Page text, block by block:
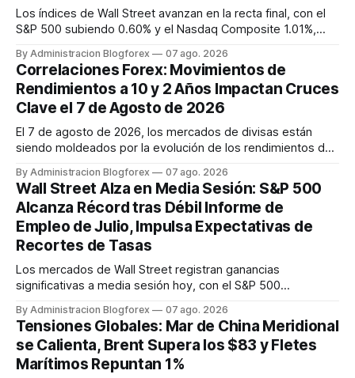
Los índices de Wall Street avanzan en la recta final, con el
S&P 500 subiendo 0.60% y el Nasdaq Composite 1.01%,
de 23,000 puestos en julio, impulsando esperanzas de
recortes de tasas de la Fed.
By Administracion Blogforex 07 ago. 2026
Correlaciones Forex: Movimientos de
Rendimientos a 10 y 2 Años Impactan Cruces
Clave el 7 de Agosto de 2026
El 7 de agosto de 2026, los mercados de divisas están
siendo moldeados por la evolución de los rendimientos de
EE. UU. a 10 años bajan a 4,65% por datos laborales,
mientras que los Bunds alemanes a 10 años suben a 3,14%
por inflación. Los ...
By Administracion Blogforex 07 ago. 2026
Wall Street Alza en Media Sesión: S&P 500
Alcanza Récord tras Débil Informe de
Empleo de Julio, Impulsa Expectativas de
Recortes de Tasas
Los mercados de Wall Street registran ganancias
significativas a media sesión hoy, con el S&P 500
produce tras un informe de empleo de julio más débil de lo
esperado, que refuerza las expectativas de que la Reserva
Federal podría adoptar una ...
By Administracion Blogforex 07 ago. 2026
Tensiones Globales: Mar de China Meridional
se Calienta, Brent Supera los $83 y Fletes
Marítimos Repuntan 1%